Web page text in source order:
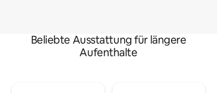
Beliebte Ausstattung für längere
Aufenthalte